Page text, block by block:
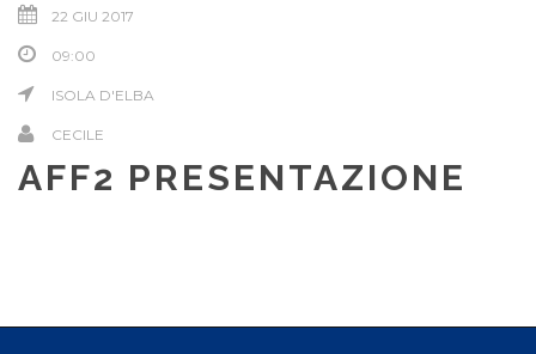
22 GIU 2017
09:00
ISOLA D'ELBA
CECILE
AFF2 PRESENTAZIONE